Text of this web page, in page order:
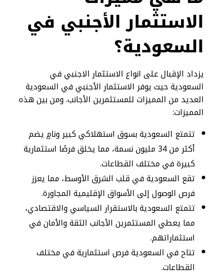
الاستثمار الأجنبي في
السعودية؟
يزداد الإقبال على انواع الاستثمار الاجنبي في
السعودية حيث يوفر الاستثمار الأجنبي في السعودية
العديد من المميزات للمستثمرين الأجانب. ومن بين هذه
المميزات:
تتمتع السعودية بسوق استهلاكي كبير ونامٍ يضم
أكثر من 34 مليون نسمة، مما يخلق فرصًا استثمارية
كبيرة في مختلف القطاعات.
تقع السعودية في قلب الشرق الأوسط، مما يعزز
فرص الوصول إلى الأسواق الإقليمية المجاورة.
تتمتع السعودية بالاستقرار السياسي والاقتصادي،
مما يعطي المستثمرين الأجانب الثقة والأمان في
استثماراتهم.
تتاح في السعودية فرص استثمارية في مختلف
القطاعات.